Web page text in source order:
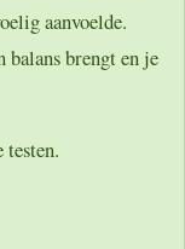
aanvoelde.
balans brengt en je
testen.